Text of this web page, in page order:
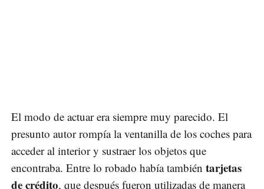
El modo de actuar era siempre muy parecido. El
presunto autor rompía la ventanilla de los coches para
acceder al interior y sustraer los objetos que
encontraba. Entre lo robado había también tarjetas
de crédito, que después fueron utilizadas de manera